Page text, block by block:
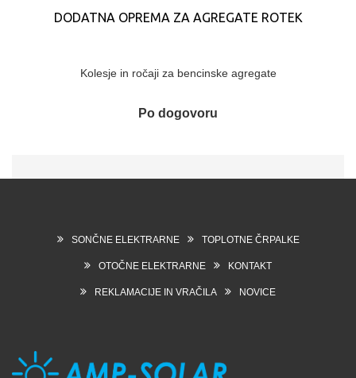
DODATNA OPREMA ZA AGREGATE ROTEK
Kolesje in ročaji za bencinske agregate
Po dogovoru
SONČNE ELEKTRARNE TOPLOTNE ČRPALKE
OTOČNE ELEKTRARNE KONTAKT
REKLAMACIJE IN VRAČILA NOVICE